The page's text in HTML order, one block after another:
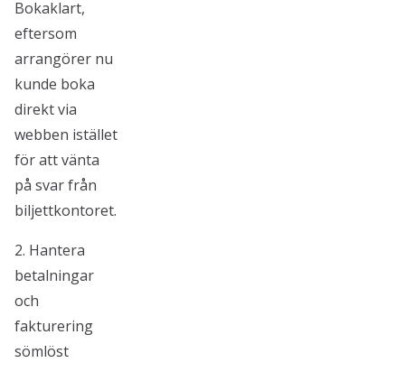
Bokaklart,
eftersom
arrangörer nu
kunde boka
direkt via
webben istället
för att vänta
på svar från
biljettkontoret.
2. Hantera
betalningar
och
fakturering
sömlöst